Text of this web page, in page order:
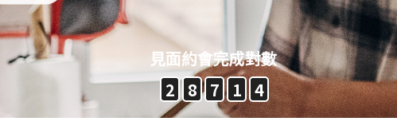
見面約會完成對數
2
8 7 1 4